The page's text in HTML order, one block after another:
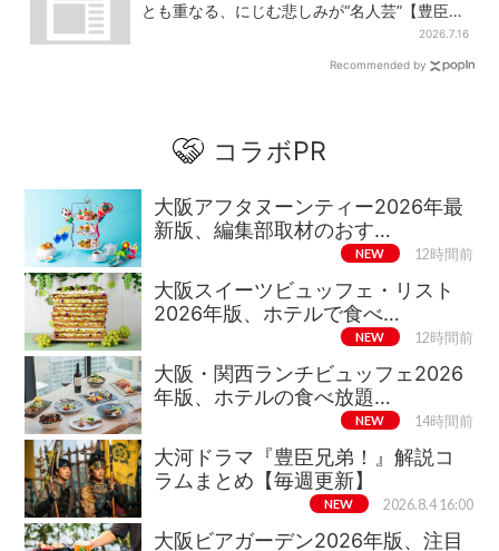
とも重なる、にじむ悲しみが“名人芸”【豊臣兄
2026.7.16
Recommended by
コラボPR
大阪アフタヌーンティー2026年最
新版、編集部取材のおす…
NEW 12時間前
大阪スイーツビュッフェ・リスト
2026年版、ホテルで食べ…
NEW 12時間前
大阪・関西ランチビュッフェ2026
年版、ホテルの食べ放題…
NEW 14時間前
大河ドラマ『豊臣兄弟！』解説コ
ラムまとめ【毎週更新】
NEW 2026.8.4 16:00
大阪ビアガーデン2026年版、注目